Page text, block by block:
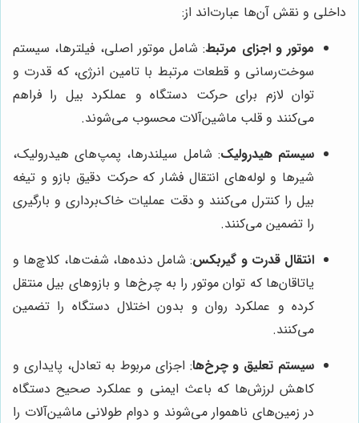
داخلی و نقش آن‌ها عبارت‌اند از:
موتور و اجزای مرتبط: شامل موتور اصلی، فیلترها، سیستم
سوخت‌رسانی و قطعات مرتبط با تامین انرژی، که قدرت و
توان لازم برای حرکت دستگاه و عملکرد بیل را فراهم
می‌کنند و قلب ماشین‌آلات محسوب می‌شوند.
سیستم هیدرولیک: شامل سیلندرها، پمپ‌های هیدرولیک،
شیرها و لوله‌های انتقال فشار که حرکت دقیق بازو و تیغه
بیل را کنترل می‌کنند و دقت عملیات خاک‌برداری و بارگیری
را تضمین می‌کنند.
انتقال قدرت و گیربکس: شامل دنده‌ها، شفت‌ها، کلاچ‌ها و
یاتاقان‌ها که توان موتور را به چرخ‌ها و بازوهای بیل منتقل
کرده و عملکرد روان و بدون اختلال دستگاه را تضمین
می‌کنند.
سیستم تعلیق و چرخ‌ها: اجزای مربوط به تعادل، پایداری و
کاهش لرزش‌ها که باعث ایمنی و عملکرد صحیح دستگاه
در زمین‌های ناهموار می‌شوند و دوام طولانی ماشین‌آلات را